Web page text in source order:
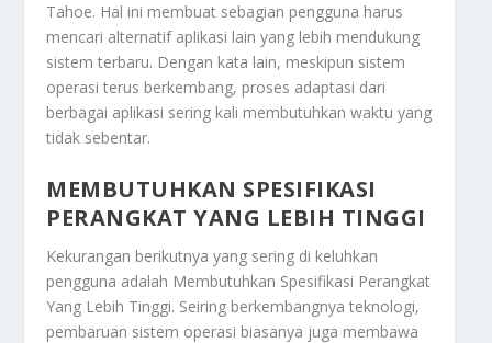
Tahoe. Hal ini membuat sebagian pengguna harus
mencari alternatif aplikasi lain yang lebih mendukung
sistem terbaru. Dengan kata lain, meskipun sistem
operasi terus berkembang, proses adaptasi dari
berbagai aplikasi sering kali membutuhkan waktu yang
tidak sebentar.
MEMBUTUHKAN SPESIFIKASI
PERANGKAT YANG LEBIH TINGGI
Kekurangan berikutnya yang sering di keluhkan
pengguna adalah Membutuhkan Spesifikasi Perangkat
Yang Lebih Tinggi. Seiring berkembangnya teknologi,
pembaruan sistem operasi biasanya juga membawa